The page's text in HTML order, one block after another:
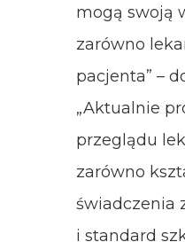
mogą swoją
zarówno
pacjenta” –
„Aktualnie
przeglądu
zarówno
świadczenia
i standard